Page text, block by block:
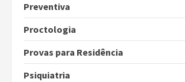
Preventiva
Proctologia
Provas para Residência
Psiquiatria